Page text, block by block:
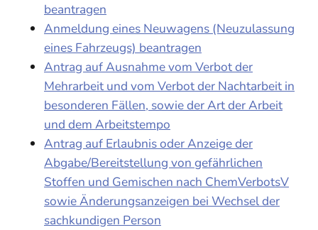
beantragen
Anmeldung eines Neuwagens (Neuzulassung
eines Fahrzeugs) beantragen
Antrag auf Ausnahme vom Verbot der
Mehrarbeit und vom Verbot der Nachtarbeit in
besonderen Fällen, sowie der Art der Arbeit
und dem Arbeitstempo
Antrag auf Erlaubnis oder Anzeige der
Abgabe/Bereitstellung von gefährlichen
Stoffen und Gemischen nach ChemVerbotsV
sowie Änderungsanzeigen bei Wechsel der
sachkundigen Person